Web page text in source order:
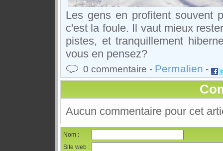
Les gens en profitent souvent
c'est la foule. Il vaut mieux
pistes, et tranquillement
vous en pensez?
0 commentaire - Permalien -
Aucun commentaire pour cet
Nom :
Site web :